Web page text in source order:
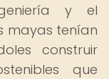
y el
mayas tenían
construir
que